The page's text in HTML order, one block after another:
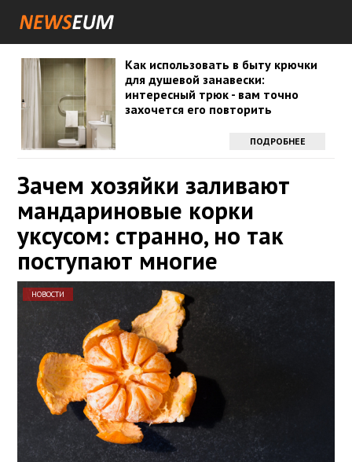
Как использовать в быту крючки
для душевой занавески:
интересный трюк - вам точно
захочется его повторить
ПОДРОБНЕЕ
Зачем хозяйки заливают
мандариновые корки
уксусом: странно, но так
поступают многие
НОВОСТИ